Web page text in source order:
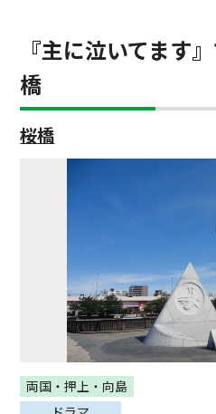
『主に泣いてます
橋
桜橋
両国・押上・向島